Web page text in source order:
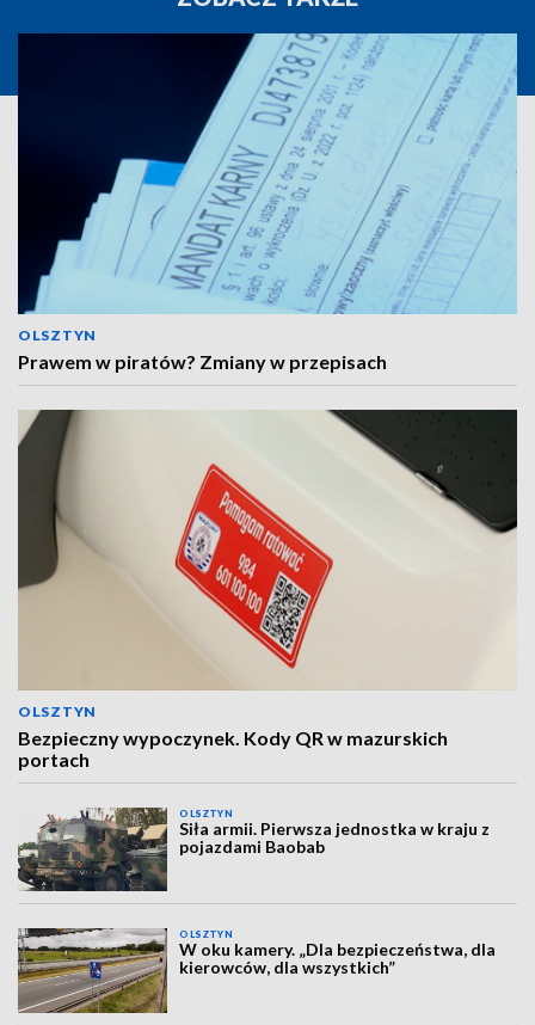
OLSZTYN
Prawem w piratów? Zmiany w przepisach
OLSZTYN
Bezpieczny wypoczynek. Kody QR w mazurskich
portach
OLSZTYN
Siła armii. Pierwsza jednostka w kraju z
pojazdami Baobab
OLSZTYN
W oku kamery. „Dla bezpieczeństwa, dla
kierowców, dla wszystkich”